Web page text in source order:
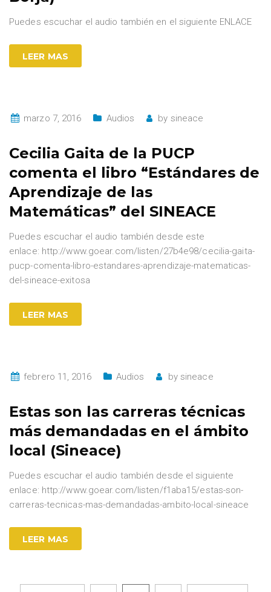
Puedes escuchar el audio también en el siguiente ENLACE
LEER MAS
marzo 7, 2016 Audios by sineace
Cecilia Gaita de la PUCP
comenta el libro “Estándares de
Aprendizaje de las
Matemáticas” del SINEACE
Puedes escuchar el audio también desde este
enlace: http://www.goear.com/listen/27b4e98/cecilia-gaita-
pucp-comenta-libro-estandares-aprendizaje-matematicas-
del-sineace-exitosa
LEER MAS
febrero 11, 2016 Audios by sineace
Estas son las carreras técnicas
más demandadas en el ámbito
local (Sineace)
Puedes escuchar el audio también desde el siguiente
enlace: http://www.goear.com/listen/f1aba15/estas-son-
carreras-tecnicas-mas-demandadas-ambito-local-sineace
LEER MAS